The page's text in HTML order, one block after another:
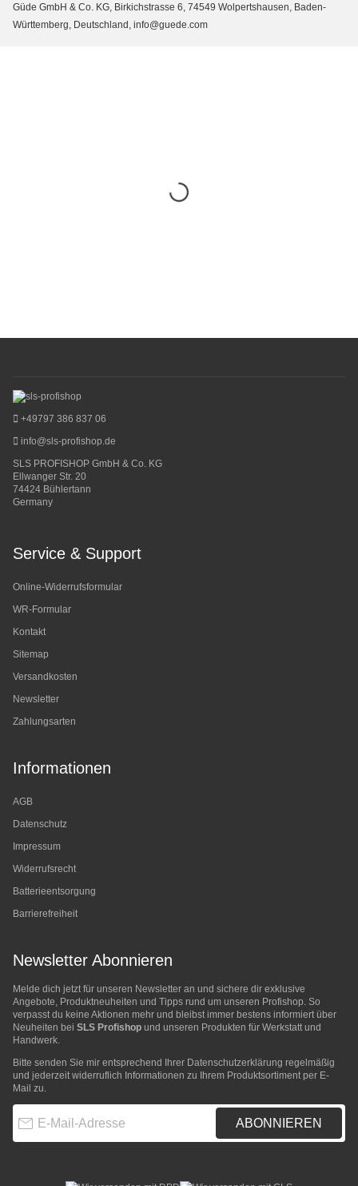
Güde GmbH & Co. KG, Birkichstrasse 6, 74549 Wolpertshausen, Baden-
Württemberg, Deutschland, info@guede.com
+49797 386 837 06
info@sls-profishop.de
SLS PROFISHOP GmbH & Co. KG
Ellwanger Str. 20
74424 Bühlertann
Germany
Service & Support
Online-Widerrufsformular
WR-Formular
Kontakt
Sitemap
Versandkosten
Newsletter
Zahlungsarten
Informationen
AGB
Datenschutz
Impressum
Widerrufsrecht
Batterieentsorgung
Barrierefreiheit
Newsletter Abonnieren
Melde dich jetzt für unseren Newsletter an und sichere dir exklusive
Angebote, Produktneuheiten und Tipps rund um unseren Profishop. So
verpasst du keine Aktionen mehr und bleibst immer bestens informiert über
Neuheiten bei SLS Profishop und unseren Produkten für Werkstatt und
Handwerk.
Bitte senden Sie mir entsprechend Ihrer Datenschutzerklärung regelmäßig
und jederzeit widerruflich Informationen zu Ihrem Produktsortiment per E-
Mail zu.
ABONNIEREN